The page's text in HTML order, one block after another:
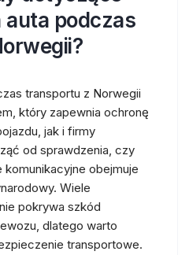
auta podczas
transportu z Norwegii
który zapewnia ochronę
jak i firmy
od sprawdzenia, czy
obejmuje
Wiele
pokrywa szkód
dlatego warto
transportowe.